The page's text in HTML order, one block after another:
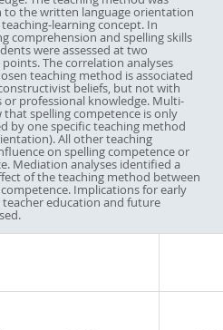
to the written language orientation
learning concept. In
comprehension and spelling skills
were assessed at two
The correlation analyses
teaching method is associated
beliefs, but not with
or professional knowledge. Multi-
that spelling competence is only
by one specific teaching method
All other teaching
on spelling competence or
Mediation analyses identified a
of the teaching method between
Implications for early
education and future